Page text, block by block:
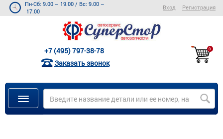
Пн-Сб: 9.00 – 19.00 / Вс: 9.00 –
17.00
Вход Регистрация
+7 (495) 797-38-78
Заказать звонок
0